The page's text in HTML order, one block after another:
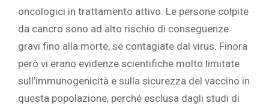
oncologici in trattamento attivo. Le persone colpite
da cancro sono ad alto rischio di conseguenze
gravi fino alla morte, se contagiate dal virus. Finora
però vi erano evidenze scientifiche molto limitate
sull’immunogenicità e sulla sicurezza del vaccino in
questa popolazione, perché esclusa dagli studi di